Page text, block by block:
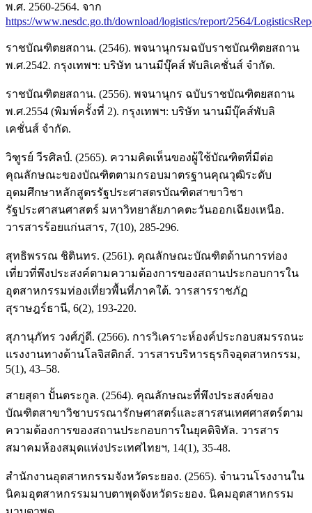
พ.ศ. 2560-2564. จาก
https://www.nesdc.go.th/download/logistics/report/2564/
ราชบัณฑิตยสถาน. (2546). พจนานุกรมฉบับราชบัณฑิตยสถาน
พ.ศ.2542. กรุงเทพฯ: บริษัท นานมีบุ๊คส์ พับลิเคชั่นส์ จำกัด.
ราชบัณฑิตยสถาน. (2556). พจนานุกร ฉบับราชบัณฑิตยสถาน
พ.ศ.2554 (พิมพ์ครั้งที่ 2). กรุงเทพฯ: บริษัท นานมีบุ๊คส์พับลิ
เคชั่นส์ จำกัด.
วิฑูรย์ วีรศิลป์. (2565). ความคิดเห็นของผู้ใช้บัณฑิตที่มีต่อ
คุณลักษณะของบัณฑิตตามกรอบมาตรฐานคุณวุฒิระดับ
อุดมศึกษาหลักสูตรรัฐประศาสตรบัณฑิตสาขาวิชา
รัฐประศาสนศาสตร์ มหาวิทยาลัยภาคตะวันออกเฉียงเหนือ.
วารสารร้อยแก่นสาร, 7(10), 285-296.
สุทธิพรรณ ชิตินทร. (2561). คุณลักษณะบัณฑิตด้านการท่อง
เที่ยวที่พึงประสงค์ตามความต้องการของสถานประกอบการใน
อุตสาหกรรมท่องเที่ยวพื้นที่ภาคใต้. วารสารราชภัฏ
สุราษฎร์ธานี, 6(2), 193-220.
สุภานุภัทร วงศ์ภู่ดี. (2566). การวิเคราะห์องค์ประกอบสมรรถนะ
แรงงานทางด้านโลจิสติกส์. วารสารบริหารธุรกิจอุตสาหกรรม,
5(1), 43–58.
สายสุดา ปั้นตระกูล. (2564). คุณลักษณะที่พึงประสงค์ของ
บัณฑิตสาขาวิชาบรรณารักษศาสตร์และสารสนเทศศาสตร์ตาม
ความต้องการของสถานประกอบการในยุคดิจิทัล. วารสาร
สมาคมห้องสมุดแห่งประเทศไทยฯ, 14(1), 35-48.
สำนักงานอุตสาหกรรมจังหวัดระยอง. (2565). จำนวนโรงงานใน
นิคมอุตสาหกรรมมาบตาพุดจังหวัดระยอง. นิคมอุตสาหกรรม